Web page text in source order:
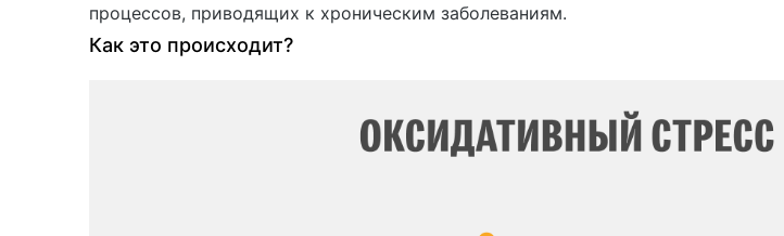
процессов, приводящих к хроническим заболеваниям.
Как это происходит?